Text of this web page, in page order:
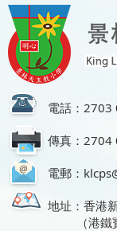
電話：2703
傳真：2704
電郵：
地址：香港
（港鐵寶